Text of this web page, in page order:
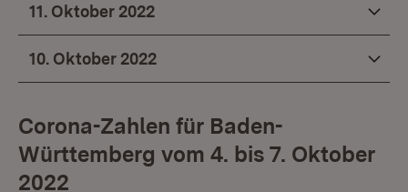
11. Oktober 2022
10. Oktober 2022
Corona-Zahlen für Baden-
Württemberg vom 4. bis 7. Oktober
2022